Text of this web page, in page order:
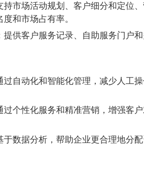
持市场活动规划、客户细分和定位
和市场占有率。
提供客户服务记录、自助服务门户
过自动化和智能化管理，减少人工
过个性化服务和精准营销，增强客
于数据分析，帮助企业更合理地分